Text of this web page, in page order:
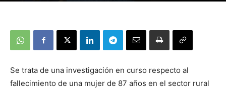
Se trata de una investigación en curso respecto al
fallecimiento de una mujer de 87 años en el sector rural